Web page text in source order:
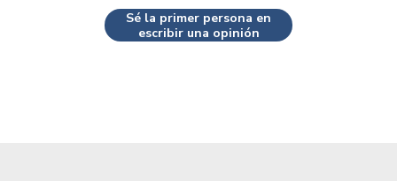
Sé la primer persona en
escribir una opinión